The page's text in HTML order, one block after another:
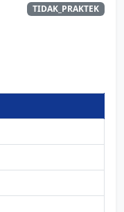
TIDAK_PRAKTEK